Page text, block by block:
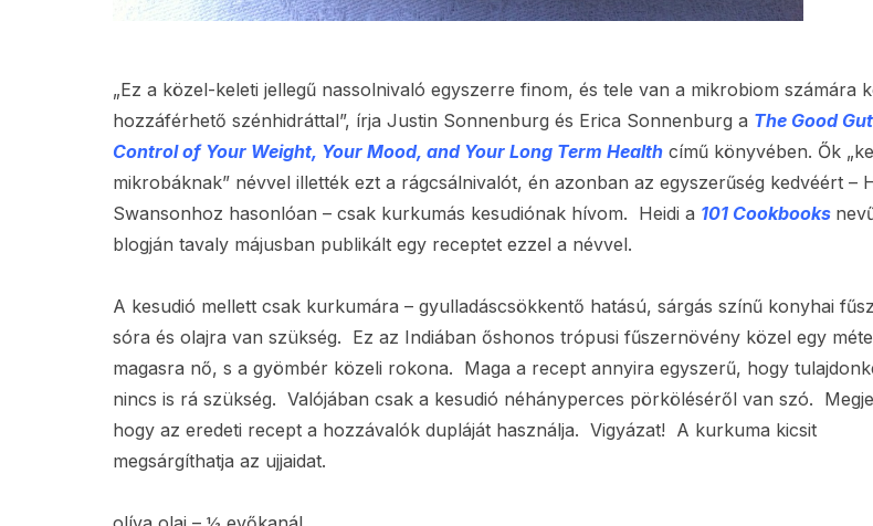
„Ez a közel-keleti jellegű nassolnivaló egyszerre finom, és tele van a mikrobiom számára
hozzáférhető szénhidráttal”, írja Justin Sonnenburg és Erica Sonnenburg a The Good
Control of Your Weight, Your Mood, and Your Long Term Health című könyvében. Ők
mikrobáknak” névvel illették ezt a rágcsálnivalót, én azonban az egyszerűség kedvéért –
Swansonhoz hasonlóan – csak kurkumás kesudiónak hívom. Heidi a 101 Cookbooks
blogján tavaly májusban publikált egy receptet ezzel a névvel.
A kesudió mellett csak kurkumára – gyulladáscsökkentő hatású, sárgás színű konyhai
sóra és olajra van szükség. Ez az Indiában őshonos trópusi fűszernövény közel egy
magasra nő, s a gyömbér közeli rokona. Maga a recept annyira egyszerű, hogy
nincs is rá szükség. Valójában csak a kesudió néhányperces pörköléséről van szó.
hogy az eredeti recept a hozzávalók dupláját használja. Vigyázat! A kurkuma kicsit
megsárgíthatja az ujjaidat.